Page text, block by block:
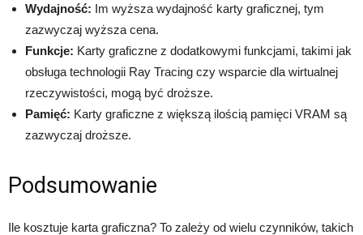
Wydajność: Im wyższa wydajność karty graficznej, tym
zazwyczaj wyższa cena.
Funkcje: Karty graficzne z dodatkowymi funkcjami, takimi jak
obsługa technologii Ray Tracing czy wsparcie dla wirtualnej
rzeczywistości, mogą być droższe.
Pamięć: Karty graficzne z większą ilością pamięci VRAM są
zazwyczaj droższe.
Podsumowanie
Ile kosztuje karta graficzna? To zależy od wielu czynników, takich